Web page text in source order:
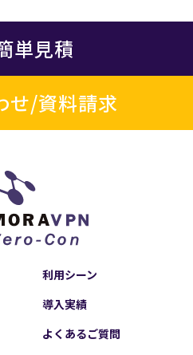
単見積
せ/資料請求
利用シーン
導入実績
よくあるご質問